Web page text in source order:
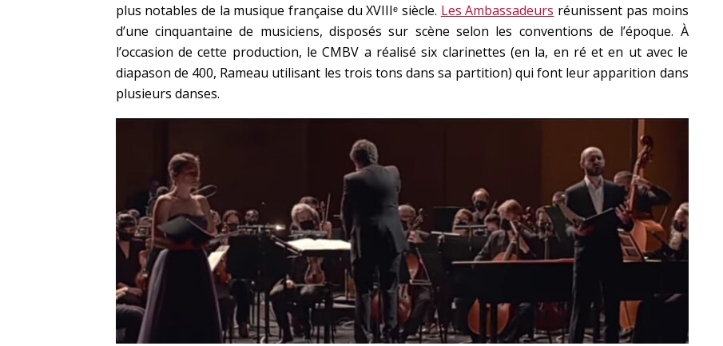
plus notables de la musique française du XVIIIᵉ siècle. Les Ambassadeurs réunissent pas moins
d’une cinquantaine de musiciens, disposés sur scène selon les conventions de l’époque. À
l’occasion de cette production, le CMBV a réalisé six clarinettes (en la, en ré et en ut avec le
diapason de 400, Rameau utilisant les trois tons dans sa partition) qui font leur apparition dans
plusieurs danses.